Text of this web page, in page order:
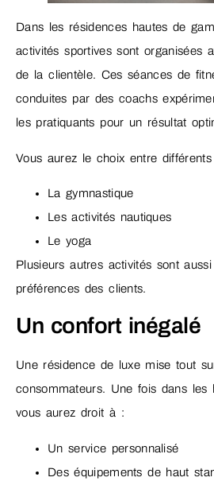
Dans les résidences hautes de
activités sportives sont organisées
de la clientèle. Ces séances de
conduites par des coachs
les pratiquants pour un résultat
Vous aurez le choix entre
La gymnastique
Les activités nautiques
Le yoga
Plusieurs autres activités sont
préférences des clients.
Un confort inégalé
Une résidence de luxe mise tout
consommateurs. Une fois dans les
vous aurez droit à :
Un service personnalisé
Des équipements de haut